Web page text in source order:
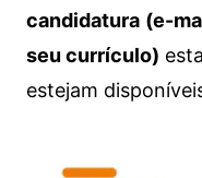
candidatura (e-
seu currículo)
estejam